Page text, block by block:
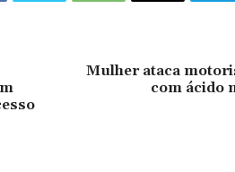
Mulher ataca
com ácido